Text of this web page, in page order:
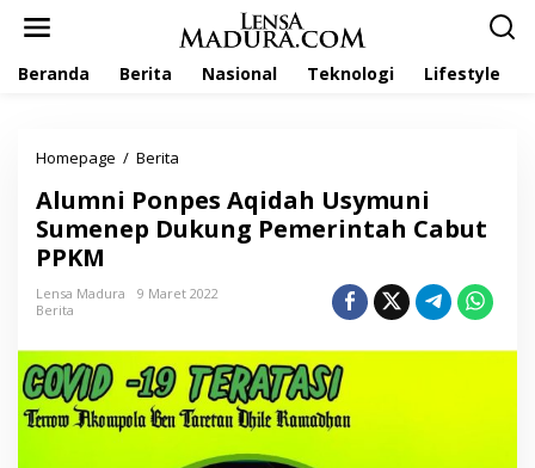
Beranda Berita Nasional Teknologi Lifestyle
Homepage / Berita
u
m
n
P
p
e
A
Alumni Ponpes Aqidah Usymuni
Sumenep Dukung Pemerintah Cabut
PPKM
Lensa Madura
9 Maret 2022
Berita